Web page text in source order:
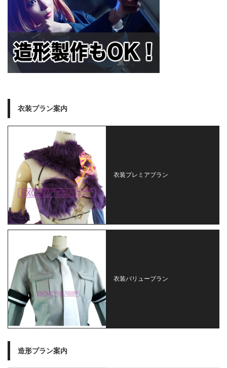
衣装プラン案内
衣装プレミアプラン
衣装バリュープラン
造形プラン案内